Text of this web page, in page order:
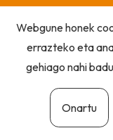
Webgune honek
errazteko eta
gehiago nahi
Onartu